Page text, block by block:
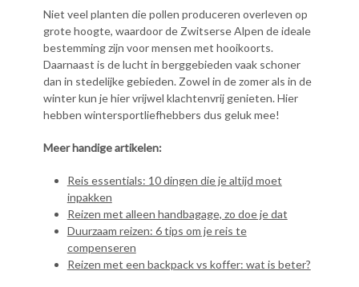
Niet veel planten die pollen produceren overleven op
grote hoogte, waardoor de Zwitserse Alpen de ideale
bestemming zijn voor mensen met hooikoorts.
Daarnaast is de lucht in berggebieden vaak schoner
dan in stedelijke gebieden. Zowel in de zomer als in de
winter kun je hier vrijwel klachtenvrij genieten. Hier
hebben wintersportliefhebbers dus geluk mee!
Meer handige artikelen:
Reis essentials: 10 dingen die je altijd moet
inpakken
Reizen met alleen handbagage, zo doe je dat
Duurzaam reizen: 6 tips om je reis te
compenseren
Reizen met een backpack vs koffer: wat is beter?